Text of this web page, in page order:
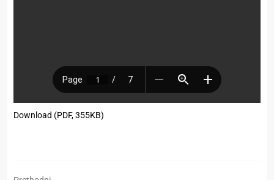
Download (PDF, 355KB)